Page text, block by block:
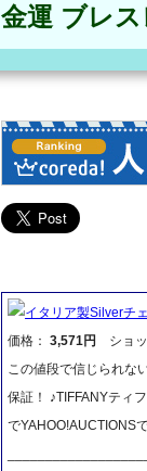
金運 ブレ
イタリア製Silverチ
価格： 3,571円
ショッ
この値段で信じられな
保証！ ♪TIFFANYティ
でYAHOO!AUCTIONS